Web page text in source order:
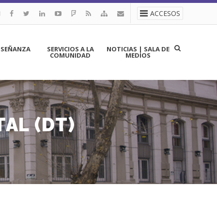
ACCESOS
SERVICIOS A LA
COMUNIDAD
NOTICIAS | SALA DE
MEDIOS
(DT)